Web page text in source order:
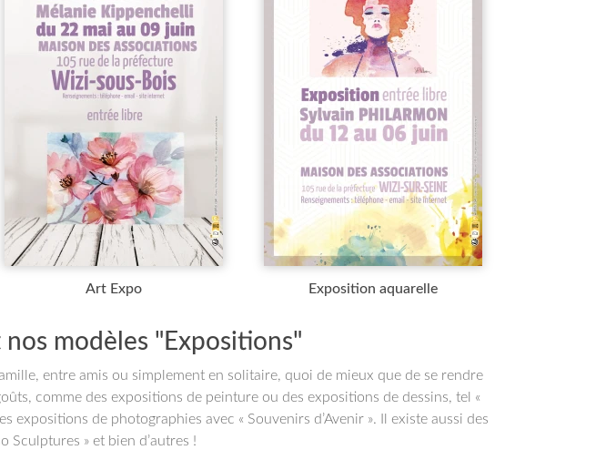
Art Expo Exposition aquarelle
modèles "Expositions"
entre amis ou simplement en solitaire, quoi de mieux que de se rendre
comme des expositions de peinture ou des expositions de dessins, tel «
expositions de photographies avec « Souvenirs d’Avenir ». Il existe aussi des
Sculptures » et bien d’autres !